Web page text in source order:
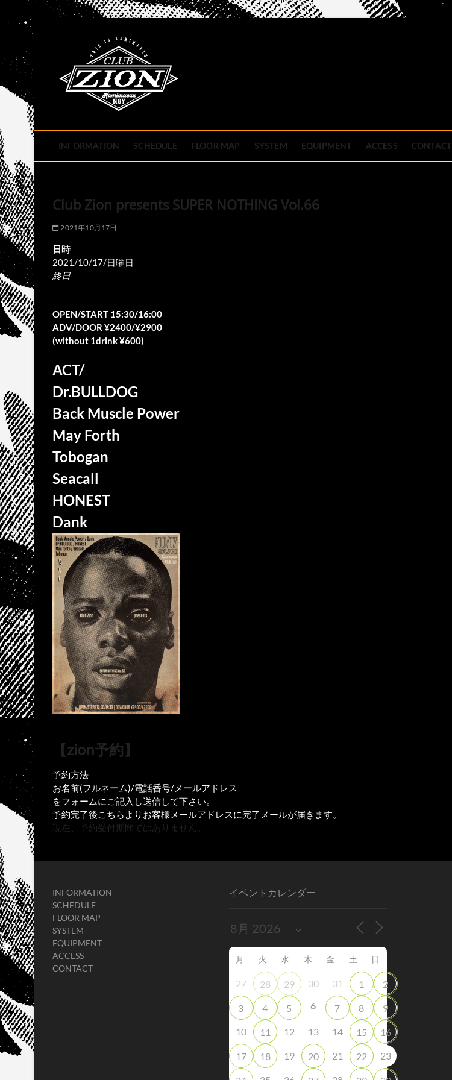
content
INFORMATION SCHEDULE FLOOR MAP SYSTEM EQUIPMENT ACCESS CONTACT
Club Zion presents SUPER NOTHING Vol.66
2021年10月17日
日時
2021/10/17/日曜日
終日
OPEN/START 15:30/16:00
ADV/DOOR ¥2400/¥2900
(without 1drink ¥600)
ACT/
Dr.BULLDOG
Back Muscle Power
May Forth
Tobogan
Seacall
HONEST
Dank
【zion予約】
予約方法
お名前(フルネーム)/電話番号/メールアドレス
をフォームにご記入し送信して下さい。
予約完了後こちらよりお客様メールアドレスに完了メールが届きます。
現在、予約受付期間ではありません。
INFORMATION
SCHEDULE
FLOOR MAP
SYSTEM
EQUIPMENT
ACCESS
CONTACT
イベントカレンダー
月 火 水 木 金 土 日
27 28 29 30 31 1 2
3 4 5 6 7 8 9
10 11 12 13 14 15 16
17 18 19 20 21 22 23